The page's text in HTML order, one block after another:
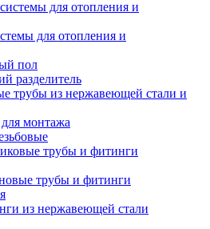
для отопления и
пол
разделитель
трубы из нержавеющей стали и
монтажа
трубы и фитинги
трубы и фитинги
из нержавеющей стали